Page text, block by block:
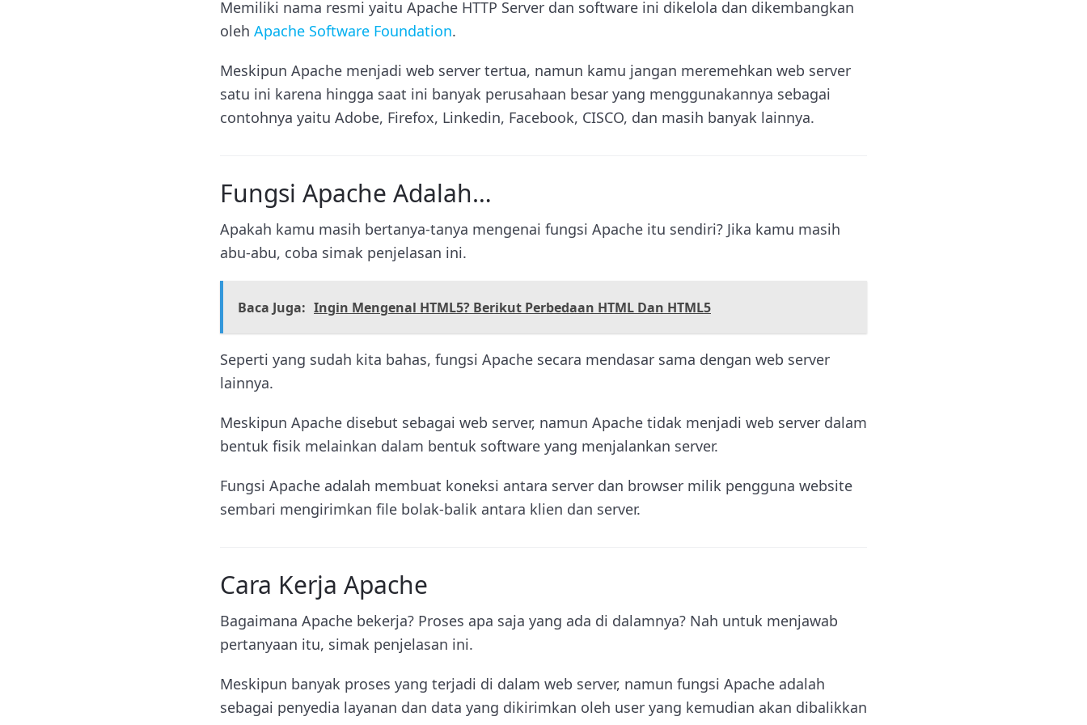
Memiliki nama resmi yaitu Apache HTTP Server dan software ini dikelola dan dikembangkan
oleh Apache Software Foundation.
Meskipun Apache menjadi web server tertua, namun kamu jangan meremehkan web server
satu ini karena hingga saat ini banyak perusahaan besar yang menggunakannya sebagai
contohnya yaitu Adobe, Firefox, Linkedin, Facebook, CISCO, dan masih banyak lainnya.
Fungsi Apache Adalah…
Apakah kamu masih bertanya-tanya mengenai fungsi Apache itu sendiri? Jika kamu masih
abu-abu, coba simak penjelasan ini.
Baca Juga: Ingin Mengenal HTML5? Berikut Perbedaan HTML Dan HTML5
Seperti yang sudah kita bahas, fungsi Apache secara mendasar sama dengan web server
lainnya.
Meskipun Apache disebut sebagai web server, namun Apache tidak menjadi web server dalam
bentuk fisik melainkan dalam bentuk software yang menjalankan server.
Fungsi Apache adalah membuat koneksi antara server dan browser milik pengguna website
sembari mengirimkan file bolak-balik antara klien dan server.
Cara Kerja Apache
Bagaimana Apache bekerja? Proses apa saja yang ada di dalamnya? Nah untuk menjawab
pertanyaan itu, simak penjelasan ini.
Meskipun banyak proses yang terjadi di dalam web server, namun fungsi Apache adalah
sebagai penyedia layanan dan data yang dikirimkan oleh user yang kemudian akan dibalikkan